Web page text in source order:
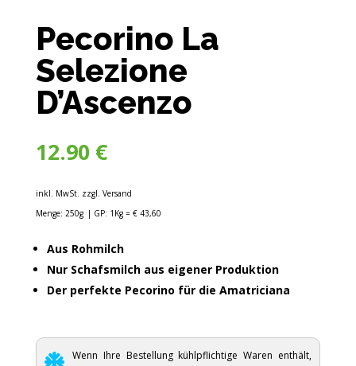
Pecorino La
Selezione
D’Ascenzo
12.90 €
inkl. MwSt. zzgl. Versand
Menge: 250g | GP: 1Kg = € 43,60
Aus Rohmilch
Nur Schafsmilch aus eigener Produktion
Der perfekte Pecorino für die Amatriciana
Wenn Ihre Bestellung kühlpflichtige Waren enthält,